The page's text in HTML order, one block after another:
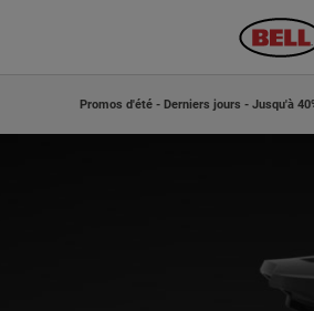
Promos d'été - Derniers jours - Jusqu'à